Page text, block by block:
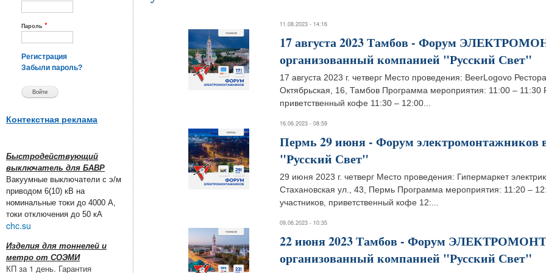
Пароль *
Регистрация
Забыли пароль?
Контекстная реклама
Быстродействующий
выключатель для БАВР
Вакуумные выключатели с э/м
приводом 6(10) кВ на
номинальные токи до 4000 А,
токи отключения до 50 кА
chc.su
Изделия для тоннелей и
метро от СОЭМИ
КП за 1 день. Гарантия
11.08.2023 - 14:16
17 августа 2023 Тамбов - Форум
организованный компанией "Русский Свет"
17 августа 2023 г. четверг Место проведения: BeerLogovo
Октябрьская, 16, Тамбов Программа мероприятия: 11:00 – 11:30
приветственный кофе 11:30 – 12:00...
16.06.2023 - 08:59
Пермь 29 июня - Форум электромонтажников
"Русский Свет"
29 июня 2023 г. четверг Место проведения: Гипермаркет
Стахановская ул., 43, Пермь Программа мероприятия: 11:20 –
участников, приветственный кофе 12:...
09.06.2023 - 10:35
22 июня 2023 Тамбов - Форум
организованный компанией "Русский Свет"